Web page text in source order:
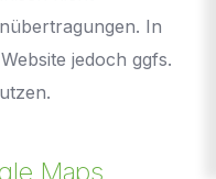
In
jedoch ggfs.
Maps